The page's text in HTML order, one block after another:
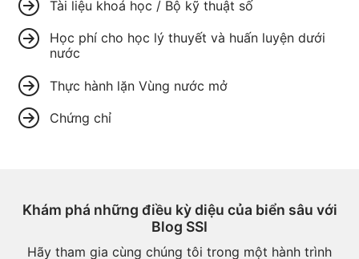
Tài liệu khoá học / Bộ kỹ thuật số
Học phí cho học lý thuyết và huấn luyện dưới
nước
Thực hành lặn Vùng nước mở
Chứng chỉ
Khám phá những điều kỳ diệu của biển sâu với
Blog SSI
Hãy tham gia cùng chúng tôi trong một hành trình